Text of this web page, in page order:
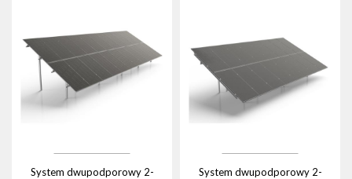
System dwupodporowy 2-
System dwupodporowy 2-